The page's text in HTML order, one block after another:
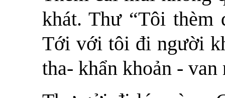
khát. Thư “Tôi thèm
Tới với tôi đi người
tha- khẩn khoản - van